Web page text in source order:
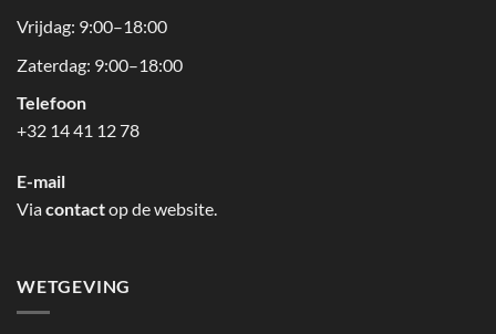
Vrijdag: 9:00–18:00
Zaterdag: 9:00–18:00
Telefoon
+32 14 41 12 78
E-mail
Viacontactop de website.
WETGEVING